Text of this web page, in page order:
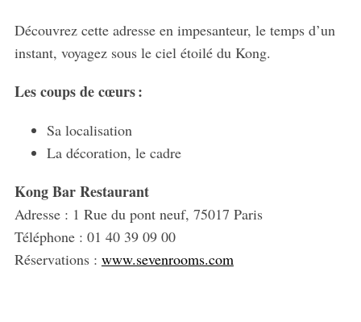
Découvrez cette adresse en impesanteur, le temps d’un
instant, voyagez sous le ciel étoilé du Kong.
Les coups de cœurs :
Sa localisation
La décoration, le cadre
Kong Bar Restaurant
Adresse : 1 Rue du pont neuf, 75017 Paris
Téléphone : 01 40 39 09 00
Réservations : www.sevenrooms.com